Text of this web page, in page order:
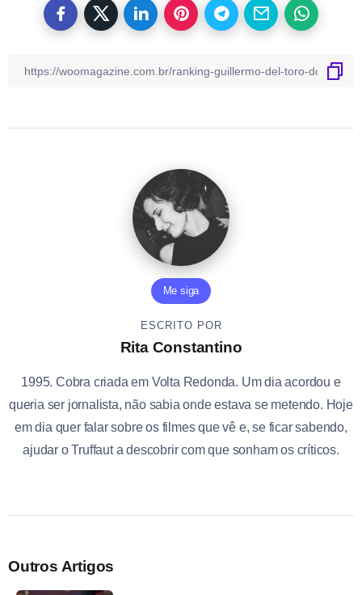
Me siga
ESCRITO POR
Rita Constantino
1995. Cobra criada em Volta Redonda. Um dia acordou e
queria ser jornalista, não sabia onde estava se metendo. Hoje
em dia quer falar sobre os filmes que vê e, se ficar sabendo,
ajudar o Truffaut a descobrir com que sonham os críticos.
Outros Artigos